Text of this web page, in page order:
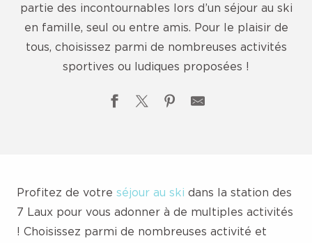
partie des incontournables lors d’un séjour au ski
en famille, seul ou entre amis. Pour le plaisir de
tous, choisissez parmi de nombreuses activités
sportives ou ludiques proposées !
Profitez de votre séjour au ski dans la station des
7 Laux pour vous adonner à de multiples activités
! Choisissez parmi de nombreuses activité et